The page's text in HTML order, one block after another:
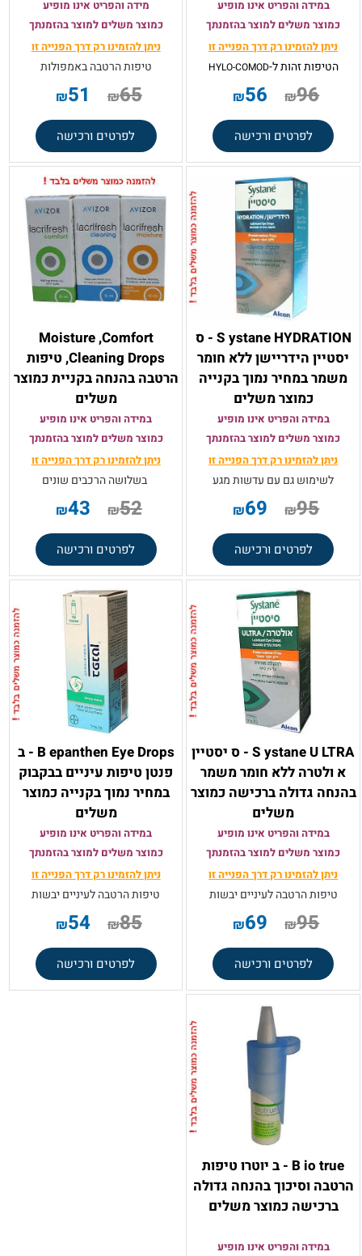
במידה והפריט אינו מופיע
כמוצר משלים למוצר בהזמנתך
ניתן להזמינו רק דרך הפנייה זו
הטיפות זהות ל-HYLO-COMOD
₪96
₪56
לפרטים ורכישה
מידה והפריט אינו מופיע
כמוצר משלים למוצר בהזמנתך
ניתן להזמינו רק דרך הפנייה זו
טיפות הרטבה באמפולות
₪65
₪51
לפרטים ורכישה
S ystane HYDRATION - ס
יסטיין הידריישן ללא חומר
משמר במחיר נמוך בקנייה
כמוצר משלים
במידה והפריט אינו מופיע
כמוצר משלים למוצר בהזמנתך
ניתן להזמינו רק דרך הפנייה זו
לשימוש גם עם עדשות מגע
₪95
₪69
לפרטים ורכישה
Moisture ,Comfort
,Cleaning Drops טיפות
הרטבה בהנחה בקניית כמוצר
משלים
במידה והפריט אינו מופיע
כמוצר משלים למוצר בהזמנתך
ניתן להזמינו רק דרך הפנייה זו
בשלושה הרכבים שונים
₪52
₪43
לפרטים ורכישה
S ystane U LTRA - ס יסטיין
א ולטרה ללא חומר משמר
בהנחה גדולה ברכישה כמוצר
משלים
במידה והפריט אינו מופיע
כמוצר משלים למוצר בהזמנתך
ניתן להזמינו רק דרך הפנייה זו
טיפות הרטבה לעיניים יבשות
₪95
₪69
לפרטים ורכישה
B epanthen Eye Drops - ב
פנטן טיפות עיניים בבקבוק
במחיר נמוך בקנייה כמוצר
משלים
במידה והפריט אינו מופיע
כמוצר משלים למוצר בהזמנתך
ניתן להזמינו רק דרך הפנייה זו
טיפות הרטבה לעיניים יבשות
₪85
₪54
לפרטים ורכישה
B io true - ב יוטרו טיפות
הרטבה וסיכוך בהנחה גדולה
ברכישה כמוצר משלים
במידה והפריט אינו מופיע